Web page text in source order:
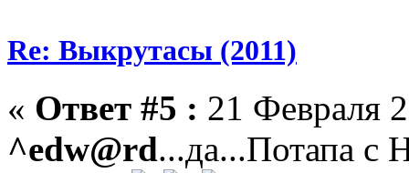
Re: Выкрутасы (2011)
« Ответ #5 : 21 Февраля
^edw@rd...да...Потапа с